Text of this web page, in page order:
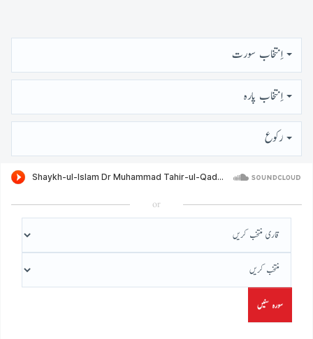
اِنتخاب سورت
اِنتخاب پارہ
رُكوع
or
سورہ سنیں